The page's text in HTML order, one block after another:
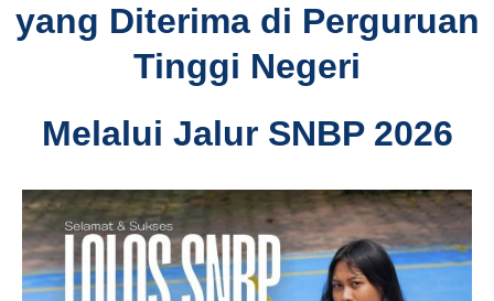
yang Diterima di Perguruan
Tinggi Negeri
Melalui Jalur SNBP 2026